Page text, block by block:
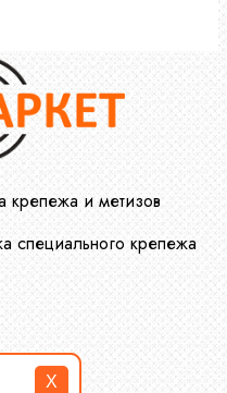
X
крепежа и метизов
специального крепежа